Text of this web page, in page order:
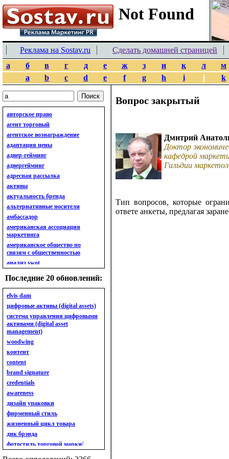
Реклама на Sostav.ru
Сделать домашней страницей
а
б в г д е ж з и к л
м
a
b c d e f g h i j k
авторское право
агент торговый
агентское вознаграждение
адаптация цены
адвер-гейминг
адвергейминг
адресная рассылка
активы
актуальность бренда
альтернативные носители
амбассадор
американская ассоциация
маркетинга
американское общество по
связям с общественностью
анализ swot
анализ бизнес-портфеля
анализ имиджа
анализ кластерный
анализ конкурентов
анализ кросс-культурных
особенностей
анализ мак кинси «7s»
анализ макросистемы
анализ маркетинговый
анализ рынка
анализ ситуационный
анализ экспертный
индивидуальный
анкета
ассортимент
ассортимент товарный.
планирование товарного
ассортимента
ассортимент. глубина
Последние 20 обновлений:
elvis dam
цифровые активы (digital assets)
система управления цифровыми
активами (digital asset
management)
woodwing
контент
content
brand signature
credentials
awareness
дизайн упаковки
фирменный стиль
жизненный цикл товара
днк брэнда
фотостиль торговой марки/
линейки продукции
Вопрос закрытый
Дмитрий
Доктор
кафедрой
Гильдии
Тип вопросов, которые
ответе анкеты, предлагая